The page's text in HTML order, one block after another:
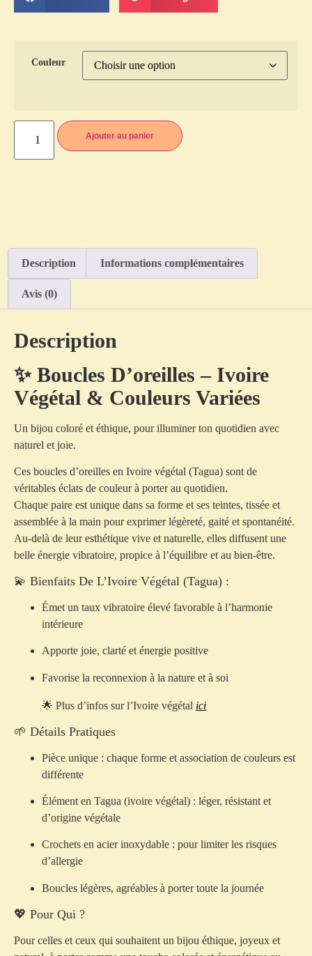
Couleur
Ajouter au panier
Description Informations complémentaires
Avis (0)
Description
✨ Boucles D’oreilles – Ivoire
Végétal & Couleurs Variées
Un bijou coloré et éthique, pour illuminer ton quotidien avec
naturel et joie.
Ces boucles d’oreilles en Ivoire végétal (Tagua) sont de
véritables éclats de couleur à porter au quotidien.
Chaque paire est unique dans sa forme et ses teintes, tissée et
assemblée à la main pour exprimer légèreté, gaité et spontanéité.
Au-delà de leur esthétique vive et naturelle, elles diffusent une
belle énergie vibratoire, propice à l’équilibre et au bien-être.
💫 Bienfaits De L’Ivoire Végétal (Tagua) :
Émet un taux vibratoire élevé favorable à l’harmonie
intérieure
Apporte joie, clarté et énergie positive
Favorise la reconnexion à la nature et à soi
🌟 Plus d’infos sur l’Ivoire végétal ici
🌱 Détails Pratiques
Pièce unique : chaque forme et association de couleurs est
différente
Élément en Tagua (ivoire végétal) : léger, résistant et
d’origine végétale
Crochets en acier inoxydable : pour limiter les risques
d’allergie
Boucles légères, agréables à porter toute la journée
💖 Pour Qui ?
Pour celles et ceux qui souhaitent un bijou éthique, joyeux et